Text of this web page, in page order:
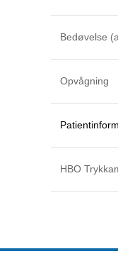
Bedøvelse
Opvågning
HBO